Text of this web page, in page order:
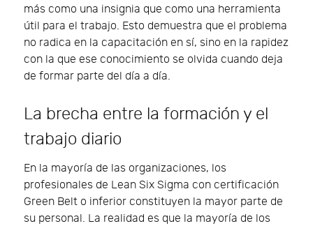
más como una insignia que como una herramienta
útil para el trabajo. Esto demuestra que el problema
no radica en la capacitación en sí, sino en la rapidez
con la que ese conocimiento se olvida cuando deja
de formar parte del día a día.
La brecha entre la formación y el
trabajo diario
En la mayoría de las organizaciones, los
profesionales de Lean Six Sigma con certificación
Green Belt o inferior constituyen la mayor parte de
su personal. La realidad es que la mayoría de los